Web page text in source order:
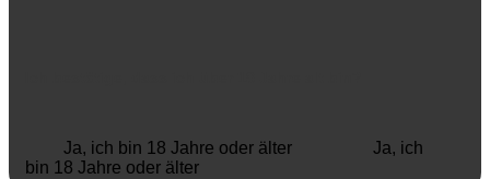
Ja, ich bin 18 Jahre oder älter
Ja, ich
bin 18 Jahre oder älter